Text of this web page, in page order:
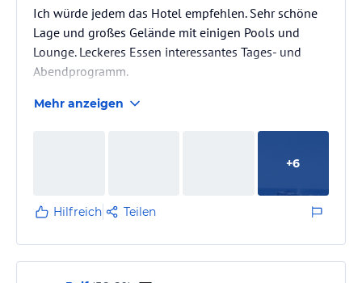
Ich würde jedem das Hotel empfehlen. Sehr schöne
Lage und großes Gelände mit einigen Pools und
Lounge. Leckeres Essen interessantes Tages- und
Abendprogramm.
Mehr anzeigen
+6
Hilfreich Teilen